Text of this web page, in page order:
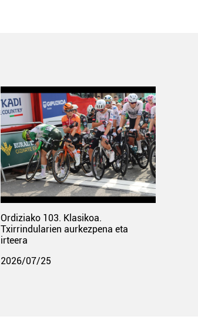
Ordiziako 103. Klasikoa.
Txirrindularien aurkezpena eta
irteera
2026/07/25